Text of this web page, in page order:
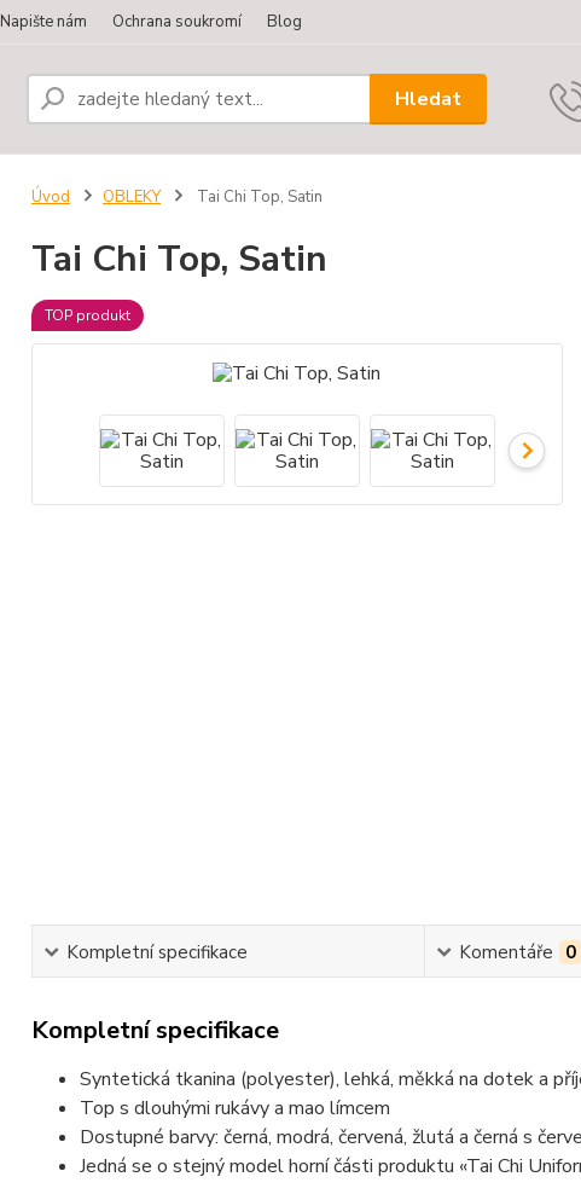
Napište nám Ochrana soukromí Blog
Hledat
Úvod OBLEKY Tai Chi Top, Satin
Tai Chi Top, Satin
TOP produkt
Kompletní specifikace Komentáře 0
Kompletní specifikace
Syntetická tkanina (polyester), lehká, měkká na dotek a
Top s dlouhými rukávy a mao límcem
Dostupné barvy: černá, modrá, červená, žlutá a černá s
Jedná se o stejný model horní části produktu «Tai Chi